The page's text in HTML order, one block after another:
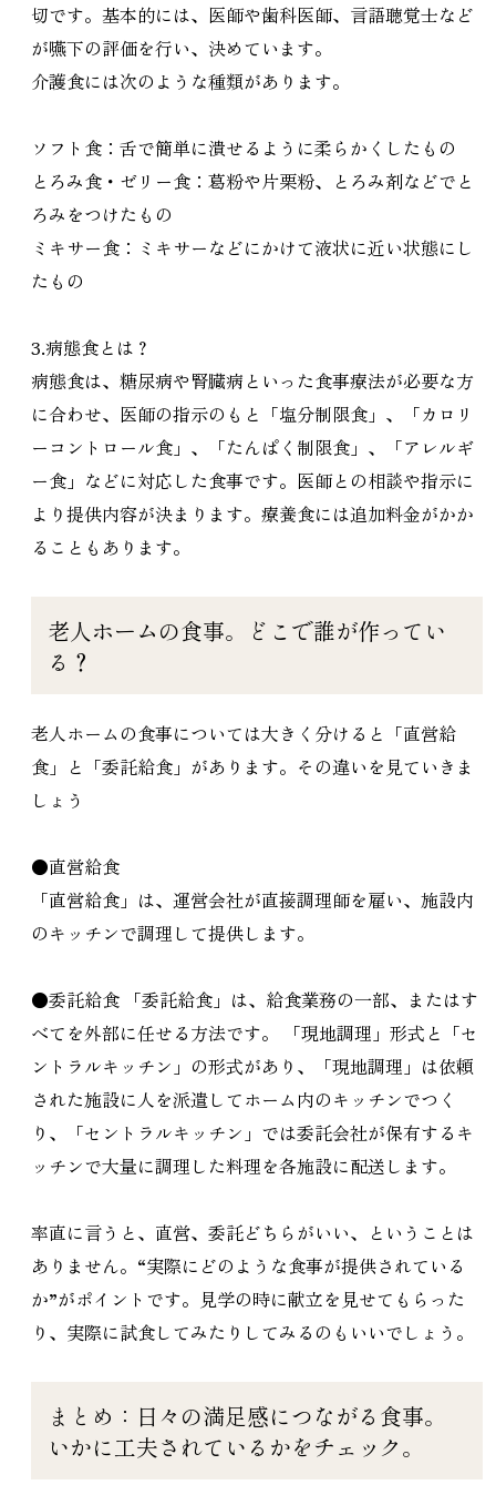
切です。基本的には、医師や歯科医師、言語聴覚士など
が嚥下の評価を行い、決めています。
介護食には次のような種類があります。
ソフト食：舌で簡単に潰せるように柔らかくしたもの
とろみ食・ゼリー食：葛粉や片栗粉、とろみ剤などでと
ろみをつけたもの
ミキサー食：ミキサーなどにかけて液状に近い状態にし
たもの
3.病態食とは？
病態食は、糖尿病や腎臓病といった食事療法が必要な方
に合わせ、医師の指示のもと「塩分制限食」、「カロリ
ーコントロール食」、「たんぱく制限食」、「アレルギ
ー食」などに対応した食事です。医師との相談や指示に
より提供内容が決まります。療養食には追加料金がかか
ることもあります。
老人ホームの食事。どこで誰が作ってい
る？
老人ホームの食事については大きく分けると「直営給
食」と「委託給食」があります。その違いを見ていきま
しょう
●直営給食
「直営給食」は、運営会社が直接調理師を雇い、施設内
のキッチンで調理して提供します。
●委託給食 「委託給食」は、給食業務の一部、またはす
べてを外部に任せる方法です。 「現地調理」形式と「セ
ントラルキッチン」の形式があり、「現地調理」は依頼
された施設に人を派遣してホーム内のキッチンでつく
り、「セントラルキッチン」では委託会社が保有するキ
ッチンで大量に調理した料理を各施設に配送します。
率直に言うと、直営、委託どちらがいい、ということは
ありません。“実際にどのような食事が提供されている
か”がポイントです。見学の時に献立を見せてもらった
り、実際に試食してみたりしてみるのもいいでしょう。
まとめ：日々の満足感につながる食事。
いかに工夫されているかをチェック。